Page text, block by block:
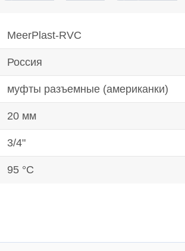
MeerPlast-RVC
Россия
муфты разъемные (американки)
20 мм
3/4"
95 °C